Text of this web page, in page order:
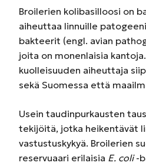
Broilerien kolibasilloosi on
aiheuttaa linnuille
bakteerit (engl. avian
joita on monenlaisia
kuolleisuuden aiheuttaja
sekä Suomessa että
Usein taudinpurkausten
tekijöitä, jotka heikentävät
vastustuskykyä. Broilerien
reservuaari erilaisia E. coli-